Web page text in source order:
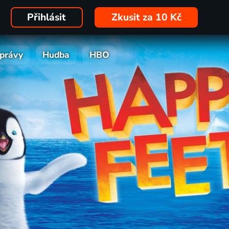
Přihlásit Zkusit za 10 Kč
Hudba HBO